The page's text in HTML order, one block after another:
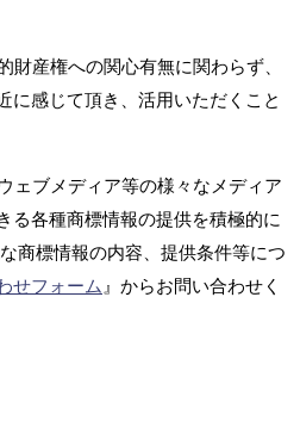
財産権への関心有無に関わらず、
に感じて頂き、活用いただくこと
ェブメディア等の様々なメディア
る各種商標情報の提供を積極的に
商標情報の内容、提供条件等につ
せフォーム 』からお問い合わせく